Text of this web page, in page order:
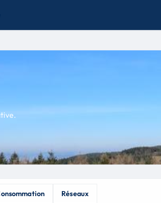
Réseaux